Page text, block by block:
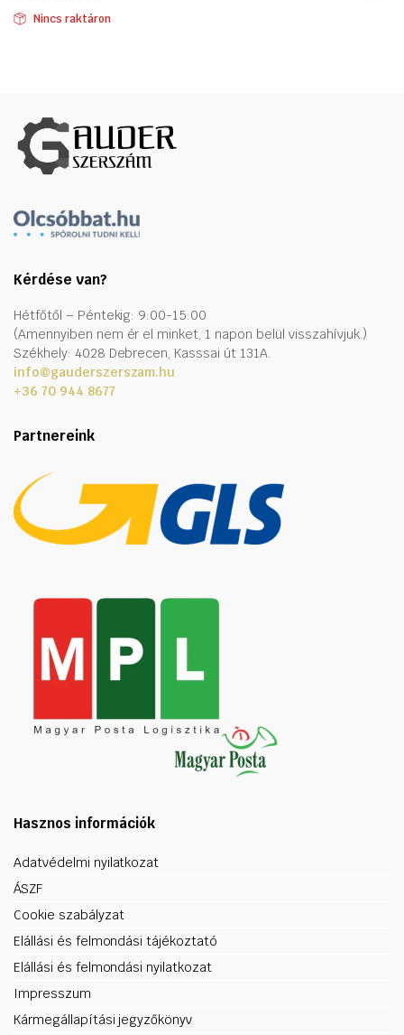
Nincs raktáron
Kérdése van?
Hétfőtől – Péntekig: 9:00-15:00
(Amennyiben nem ér el minket, 1 napon belül visszahívjuk.)
Székhely: 4028 Debrecen, Kasssai út 131A.
info@gauderszerszam.hu
+36 70 944 8677
Partnereink
Hasznos információk
Adatvédelmi nyilatkozat
ÁSZF
Cookie szabályzat
Elállási és felmondási tájékoztató
Elállási és felmondási nyilatkozat
Impresszum
Kármegállapítási jegyzőkönyv